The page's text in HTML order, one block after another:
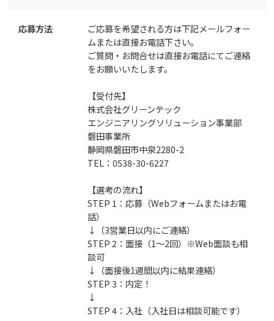
応募方法
ご応募を希望される方は下記メールフォー
ムまたは直接お電話下さい。
ご質問・お問合せは直接お電話にてご連絡
をお願いいたします。
【受付先】
株式会社グリーンテック
エンジニアリングソリューション事業部
磐田事業所
静岡県磐田市中泉2280-2
TEL：0538-30-6227
【選考の流れ】
STEP 1：応募（Webフォームまたはお電
話）
↓（3営業日以内にご連絡）
STEP 2：面接（1～2回）※Web面談も相
談可
↓（面接後1週間以内に結果連絡）
STEP 3：内定！
↓
STEP 4：入社（入社日は相談可能です）